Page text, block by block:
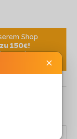
Shop
150€!
von der